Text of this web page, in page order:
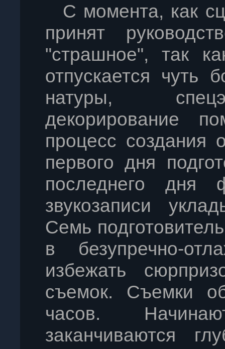
С момента, как
принят
"страшное", так
отпускается
натуры,
декорирование
процесс создания
первого дня
последнего дня
звукозаписи
Семь
в безупречно-
избежать
съемок. Съемки
часов.
заканчиваются